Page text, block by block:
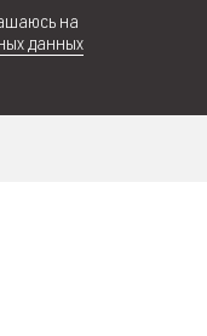
на
данных